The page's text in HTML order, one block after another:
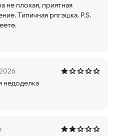
не плохая, приятная
Типичная рпгэшка. P.S.
недоделка